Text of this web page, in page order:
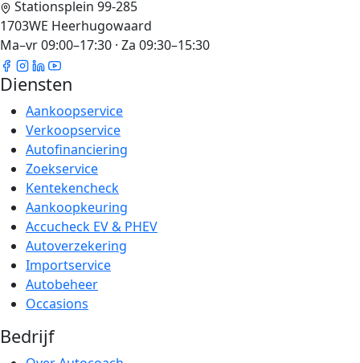
Stationsplein 99-285
1703WE Heerhugowaard
Ma–vr 09:00–17:30 · Za 09:30–15:30
Diensten
Aankoopservice
Verkoopservice
Autofinanciering
Zoekservice
Kentekencheck
Aankoopkeuring
Accucheck EV & PHEV
Autoverzekering
Importservice
Autobeheer
Occasions
Bedrijf